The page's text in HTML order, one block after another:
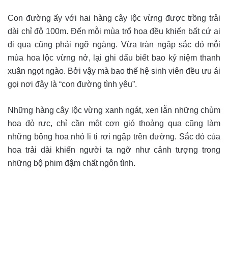
Con đường ấy với hai hàng cây lộc vừng được trồng trải
dài chỉ độ 100m. Đến mỗi mùa trổ hoa đều khiến bất cứ ai
đi qua cũng phải ngỡ ngàng. Vừa tràn ngập sắc đỏ mỗi
mùa hoa lộc vừng nở, lại ghi dấu biết bao kỷ niệm thanh
xuân ngọt ngào. Bởi vậy mà bao thế hệ sinh viên đều ưu ái
gọi nơi đây là “con đường tình yêu”.
Những hàng cây lộc vừng xanh ngát, xen lẫn những chùm
hoa đỏ rực, chỉ cần một cơn gió thoảng qua cũng làm
những bông hoa nhỏ li ti rơi ngập trên đường. Sắc đỏ của
hoa trải dài khiến người ta ngỡ như cảnh tượng trong
những bộ phim đậm chất ngôn tình.